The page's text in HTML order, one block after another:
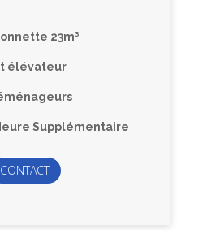
23m³
élévateur
Supplémentaire
CONTACT